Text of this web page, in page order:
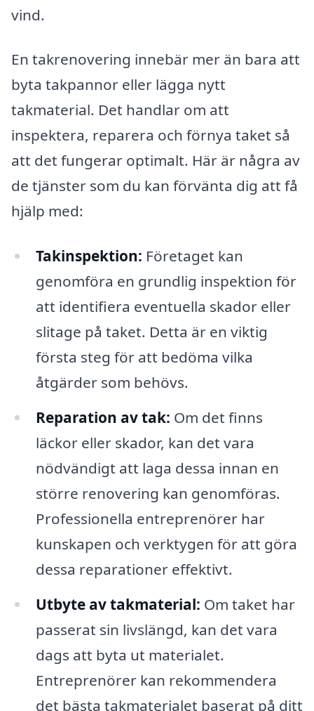
vind.
En takrenovering innebär mer än bara att
byta takpannor eller lägga nytt
takmaterial. Det handlar om att
inspektera, reparera och förnya taket så
att det fungerar optimalt. Här är några av
de tjänster som du kan förvänta dig att få
hjälp med:
Takinspektion: Företaget kan
genomföra en grundlig inspektion för
att identifiera eventuella skador eller
slitage på taket. Detta är en viktig
första steg för att bedöma vilka
åtgärder som behövs.
Reparation av tak: Om det finns
läckor eller skador, kan det vara
nödvändigt att laga dessa innan en
större renovering kan genomföras.
Professionella entreprenörer har
kunskapen och verktygen för att göra
dessa reparationer effektivt.
Utbyte av takmaterial: Om taket har
passerat sin livslängd, kan det vara
dags att byta ut materialet.
Entreprenörer kan rekommendera
det bästa takmaterialet baserat på ditt